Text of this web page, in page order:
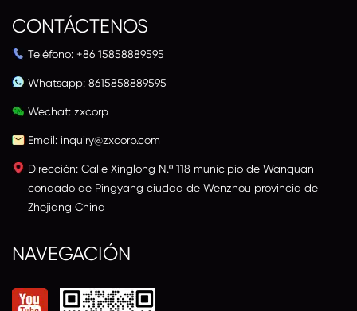
CONTÁCTENOS
Teléfono: +86 15858889595
Whatsapp: 8615858889595
Wechat: zxcorp
Email: inquiry@zxcorp.com
Dirección: Calle Xinglong N.º 118 municipio de Wanquan
condado de Pingyang ciudad de Wenzhou provincia de
Zhejiang China
NAVEGACIÓN